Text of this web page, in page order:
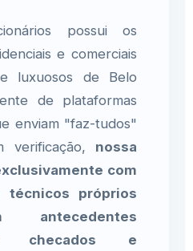
possui os
e comerciais
luxuosos de Belo
de plataformas
enviam "faz-tudos"
verificação, nossa
com
técnicos próprios
antecedentes
checados e